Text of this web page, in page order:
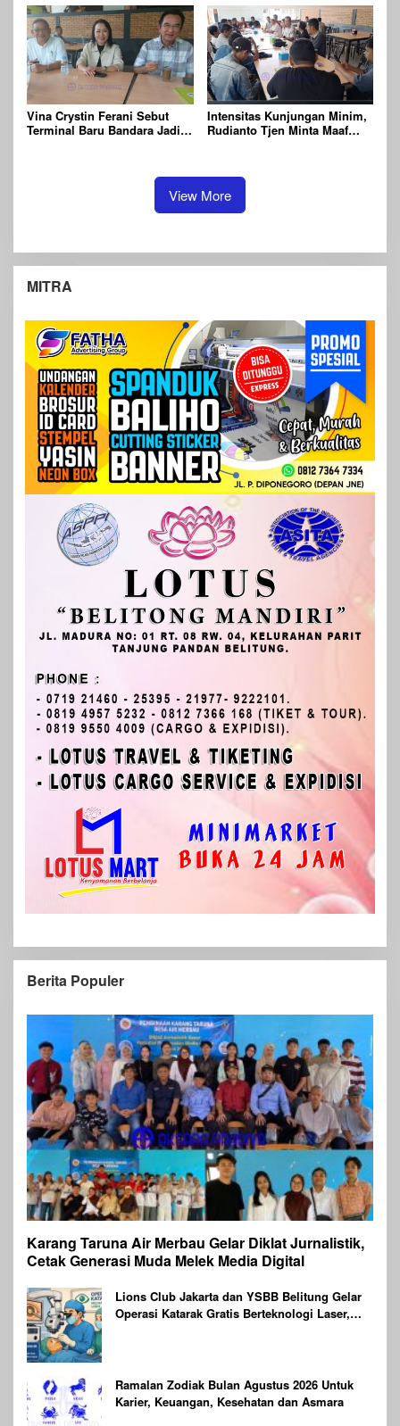
Vina Crystin Ferani Sebut
Terminal Baru Bandara Jadi
Intensitas Kunjungan Minim,
Rudianto Tjen Minta Maaf
View More
MITRA
Berita Populer
Karang Taruna Air Merbau Gelar Diklat Jurnalistik,
Cetak Generasi Muda Melek Media Digital
Lions Club Jakarta dan YSBB Belitung Gelar
Operasi Katarak Gratis Berteknologi Laser,
Ramalan Zodiak Bulan Agustus 2026 Untuk
Karier, Keuangan, Kesehatan dan Asmara